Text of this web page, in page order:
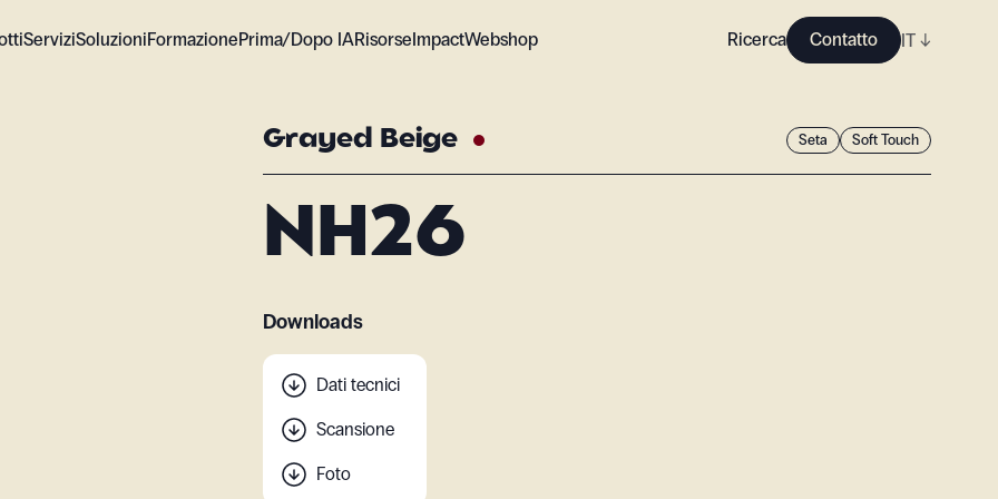
ServiziSoluzioniFormazionePrima/Dopo IARisorseImpactWebshop Ricerca Contatto IT ↓
Grayed Beige Seta Soft Touch
NH26
Downloads
Dati tecnici
Scansione
Foto